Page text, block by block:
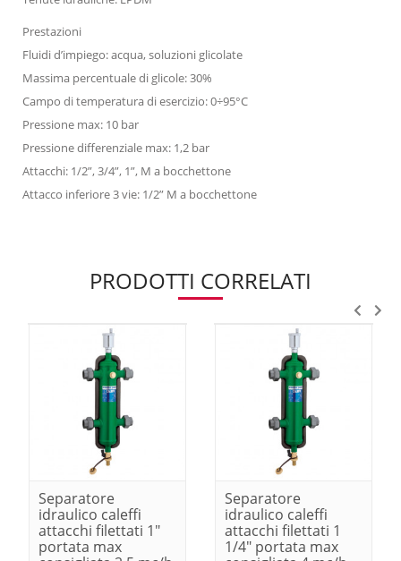
Prestazioni
Fluidi d’impiego: acqua, soluzioni glicolate
Massima percentuale di glicole: 30%
Campo di temperatura di esercizio: 0÷95°C
Pressione max: 10 bar
Pressione differenziale max: 1,2 bar
Attacchi: 1/2”, 3/4”, 1”, M a bocchettone
Attacco inferiore 3 vie: 1/2” M a bocchettone
PRODOTTI CORRELATI
Separatore
idraulico caleffi
attacchi filettati 1"
portata max
Separatore
idraulico caleffi
attacchi filettati 1
1/4" portata max